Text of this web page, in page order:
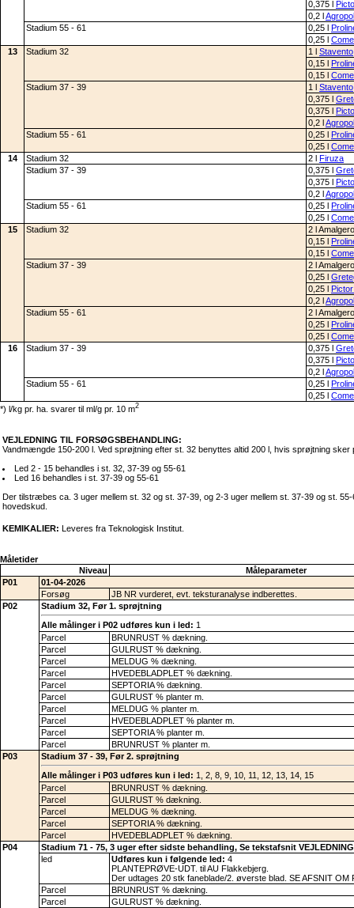
0,375 l
0,2 lAgropol
Stadium 55 - 61
0,25 l
0,25 l
13
Stadium 32 1 l Stavento
0,15 l
0,15 l
Stadium 37 - 39
1 l Stavento
0,375 l
0,375 l
0,2 lAgropol
Stadium 55 - 61
0,25 l
0,25 l
14
Stadium 32 2 l Firuza
Stadium 37 - 39
0,375 l
0,375 l
0,2 lAgropol
Stadium 55 - 61
0,25 l
0,25 l
15
Stadium 32
2 l
0,15 l
0,15 l
Stadium 37 - 39
2 l
0,25 l
0,25 l
0,2 lAgropol
Stadium 55 - 61
2 l
0,25 l
0,25 l
16
Stadium 37 - 39 0,375 l
0,375 l
0,2 lAgropol
Stadium 55 - 61
0,25 l
0,25 l
*) l/kg pr. ha. svarer til ml/g pr. 10 m2
VEJLEDNING TIL FORSØGSBEHANDLING:
Vandmængde 150-200 l. Ved sprøjtning efter st. 32 benyttes altid 200 l, hvis sprøjtning
Led 2 - 15 behandles i st. 32, 37-39 og 55-61
Led 16 behandles i st. 37-39 og 55-61
Der tilstræbes ca. 3 uger mellem st. 32 og st. 37-39, og 2-3 uger mellem st. 37-39 og st.
hovedskud.
KEMIKALIER: Leveres fra Teknologisk Institut.
Måletider
Niveau
Måleparameter
P01
01-04-2026
Forsøg
JB NR vurderet, evt. teksturanalyse indberettes.
P02
Stadium 32, Før 1. sprøjtning
Alle målinger i P02 udføres kun i led: 1
Parcel
BRUNRUST % dækning.
Parcel
GULRUST % dækning.
Parcel
MELDUG % dækning.
Parcel
HVEDEBLADPLET % dækning.
Parcel
SEPTORIA % dækning.
Parcel
GULRUST % planter m.
Parcel
MELDUG % planter m.
Parcel
HVEDEBLADPLET % planter m.
Parcel
SEPTORIA % planter m.
Parcel
BRUNRUST % planter m.
P03
Stadium 37 - 39, Før 2. sprøjtning
Alle målinger i P03 udføres kun i led: 1, 2, 8, 9, 10, 11, 12, 13, 14, 15
Parcel
BRUNRUST % dækning.
Parcel
GULRUST % dækning.
Parcel
MELDUG % dækning.
Parcel
SEPTORIA % dækning.
Parcel
HVEDEBLADPLET % dækning.
P04
Stadium 71 - 75, 3 uger efter sidste behandling, Se tekstafsnit
led
Udføres kun i følgende led: 4
PLANTEPRØVE-UDT. til AU Flakkebjerg.
Der udtages 20 stk faneblade/2. øverste blad. SE AFSNIT OM
Parcel
BRUNRUST % dækning.
Parcel
GULRUST % dækning.